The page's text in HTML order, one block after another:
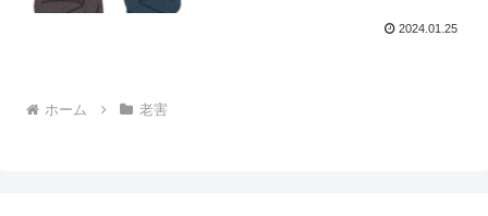
2024.01.25
ホーム 老害